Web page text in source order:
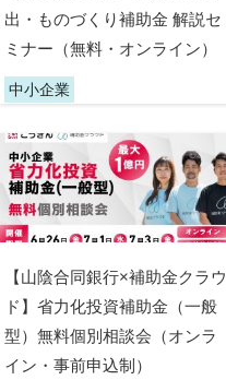
出・ものづくり補助金 解説セ
ミナー（無料・オンライン）
中小企業
【山陰合同銀行×補助金クラウ
ド】省力化投資補助金（一般
型）無料個別相談会（オンラ
イン・事前申込制）